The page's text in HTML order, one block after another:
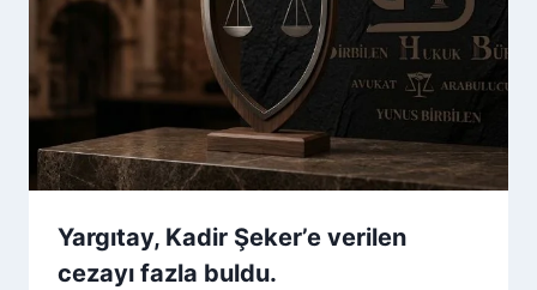
Yargıtay, Kadir Şeker’e verilen
cezayı fazla buldu.